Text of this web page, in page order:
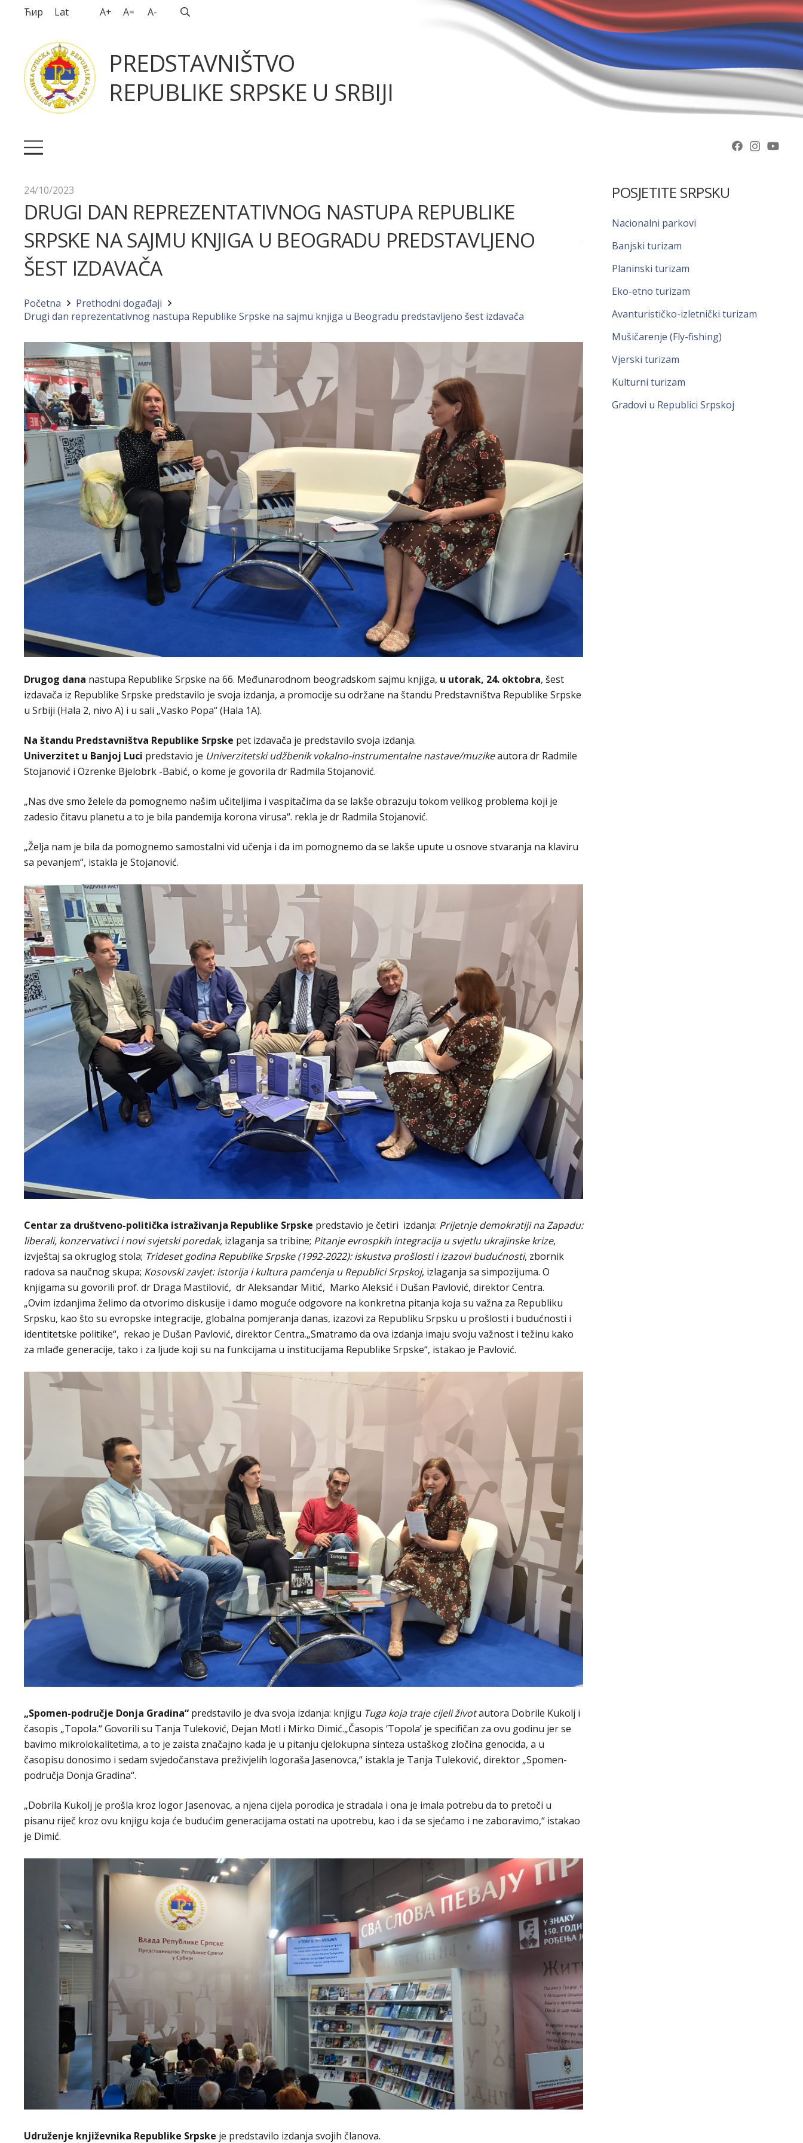
Ћир Lat A+ A= A-
PREDSTAVNIŠTVO
REPUBLIKE SRPSKE U SRBIJI
24/10/2023
DRUGI DAN REPREZENTATIVNOG NASTUPA REPUBLIKE
SRPSKE NA SAJMU KNJIGA U BEOGRADU PREDSTAVLJENO
ŠEST IZDAVAČA
Početna
Prethodni događaji
Drugi dan reprezentativnog nastupa Republike Srpske na sajmu knjiga u Beogradu predstavljeno šest izdavača
Drugog dana nastupa Republike Srpske na 66. Međunarodnom beogradskom sajmu knjiga, u utorak, 24. oktobra, šest
izdavača iz Republike Srpske predstavilo je svoja izdanja, a promocije su održane na štandu Predstavništva Republike Srpske
u Srbiji (Hala 2, nivo A) i u sali „Vasko Popa“ (Hala 1A).
Na štandu Predstavništva Republike Srpske pet izdavača je predstavilo svoja izdanja.
Univerzitet u Banjoj Luci predstavio je Univerzitetski udžbenik vokalno-instrumentalne nastave/muzikeautora dr Radmile
Stojanović i Ozrenke Bjelobrk -Babić, o kome je govorila dr Radmila Stojanović.
„Nas dve smo želele da pomognemo našim učiteljima i vaspitačima da se lakše obrazuju tokom velikog problema koji je
zadesio čitavu planetu a to je bila pandemija korona virusa“. rekla je dr Radmila Stojanović.
„Želja nam je bila da pomognemo samostalni vid učenja i da im pomognemo da se lakše upute u osnove stvaranja na klaviru
sa pevanjem“, istakla je Stojanović.
Centar za društveno-politička istraživanja Republike Srpske predstavio je četiri izdanja: Prijetnje demokratiji na Zapadu:
liberali, konzervativci i novi svjetski poredak, izlaganja sa tribine; Pitanje evrospkih integracija u svjetlu ukrajinske krize,
izvještaj sa okruglog stola; Trideset godina Republike Srpske (1992-2022): iskustva prošlosti i izazovi budućnosti, zbornik
radova sa naučnog skupa; Kosovski zavjet: istorija i kultura pamćenja u Republici Srpskoj, izlaganja sa simpozijuma. O
knjigama su govorili prof. dr Draga Mastilović, dr Aleksandar Mitić, Marko Aleksić i Dušan Pavlović, direktor Centra.
„Ovim izdanjima želimo da otvorimo diskusije i damo moguće odgovore na konkretna pitanja koja su važna za Republiku
Srpsku, kao što su evropske integracije, globalna pomjeranja danas, izazovi za Republiku Srpsku u prošlosti i budućnosti i
identitetske politike“, rekao je Dušan Pavlović, direktor Centra.„Smatramo da ova izdanja imaju svoju važnost i težinu kako
za mlađe generacije, tako i za ljude koji su na funkcijama u institucijama Republike Srpske“, istakao je Pavlović.
„Spomen-područje Donja Gradina“ predstavilo je dva svoja izdanja: knjigu Tuga koja traje cijeli životautora Dobrile Kukolj i
časopis „Topola.“ Govorili su Tanja Tuleković, Dejan Motl i Mirko Dimić.„Časopis ‘Topola’ je specifičan za ovu godinu jer se
bavimo mikrolokalitetima, a to je zaista značajno kada je u pitanju cjelokupna sinteza ustaškog zločina genocida, a u
časopisu donosimo i sedam svjedočanstava preživjelih logoraša Jasenovca,“ istakla je Tanja Tuleković, direktor „Spomen-
područja Donja Gradina“.
„Dobrila Kukolj je prošla kroz logor Jasenovac, a njena cijela porodica je stradala i ona je imala potrebu da to pretoči u
pisanu riječ kroz ovu knjigu koja će budućim generacijama ostati na upotrebu, kao i da se sjećamo i ne zaboravimo,“ istakao
je Dimić.
Udruženje književnika Republike Srpske je predstavilo izdanja svojih članova.
POSJETITE SRPSKU
Nacionalni parkovi
Banjski turizam
Planinski turizam
Eko-etno turizam
Avanturističko-izletnički turizam
Mušičarenje (Fly-fishing)
Vjerski turizam
Kulturni turizam
Gradovi u Republici Srpskoj